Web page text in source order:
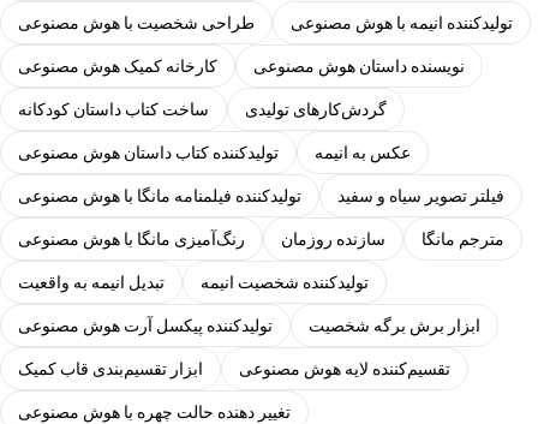
طراحی شخصیت با هوش مصنوعی
تولیدکننده انیمه با هوش مصنوعی
کارخانه کمیک هوش مصنوعی
نویسنده داستان هوش مصنوعی
ساخت کتاب داستان کودکانه
گردش‌کارهای تولیدی
تولیدکننده کتاب داستان هوش مصنوعی
عکس به انیمه
تولیدکننده فیلمنامه مانگا با هوش مصنوعی
فیلتر تصویر سیاه و سفید
رنگ‌آمیزی مانگا با هوش مصنوعی
سازنده روزمان
مترجم مانگا
تبدیل انیمه به واقعیت
تولیدکننده شخصیت انیمه
تولیدکننده پیکسل آرت هوش مصنوعی
ابزار برش برگه شخصیت
ابزار تقسیم‌بندی قاب کمیک
تقسیم‌کننده لایه هوش مصنوعی
تغییر دهنده حالت چهره با هوش مصنوعی